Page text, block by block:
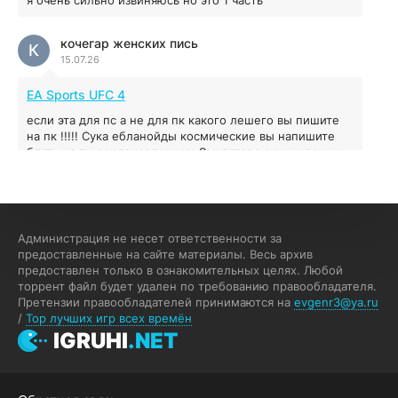
Prey
16.95 ГБ
кочегар женских пись
15.07.26
К
EA Sports UFC 4
если эта для пс а не для пк какого лешего вы пишите
на пк !!!!! Сука ебланойды космические вы напишите
блять на пк с установлением Эмулятора сука калеки на
F
My Summer Car
Раменбет — место, где азарт подаётся «аль денте», где
каждый спин — как идеальная лапша. Подача —
быстро, горячо и честно — попробуйте сами:
%random_anchor_text% — и начните дегустацию
джекпотов.
Luther
L
IGRUHI.NET
Администрация не несет ответственности за
предоставленные на сайте материалы. Весь архив
предоставлен только в ознакомительных целях. Любой
торрент файл будет удален по требованию правообладателя.
Претензии правообладателей принимаются на evgenr3@ya.ru
/ Top лучших игр всех времён